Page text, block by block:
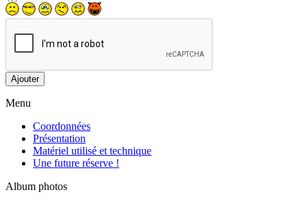
Menu
Coordonnées
Présentation
Matériel utilisé et technique
Une future réserve !
Album photos